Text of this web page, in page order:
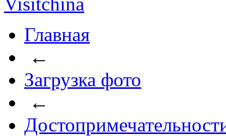
Главная
←
Загрузка фото
←